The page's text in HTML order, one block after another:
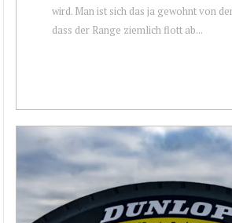
wird. Man ist sich das ja gewohnt von
dass der Range ziemlich flott ab...